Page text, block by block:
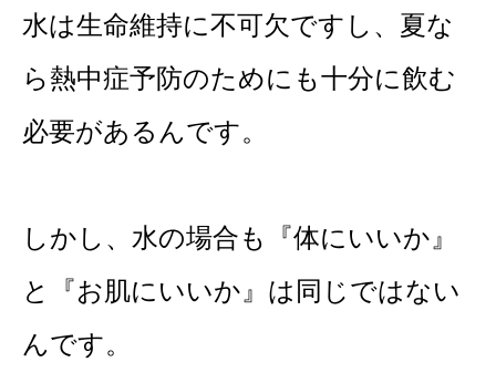
水は生命維持に不可欠ですし、夏な
ら熱中症予防のためにも十分に飲む
必要があるんです。
しかし、水の場合も『体にいいか』
と『お肌にいいか』は同じではない
んです。